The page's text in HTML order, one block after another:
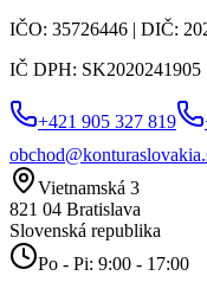
IČO: 35726446 | DIČ:
IČ DPH: SK2020241905
+421 905 327 819
Vietnamská 3
821 04 Bratislava
Slovenská republika
Po - Pi: 9:00 - 17:00